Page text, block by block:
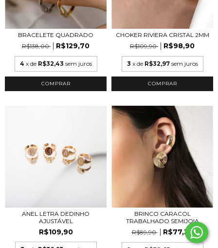
BRACELETE QUADRADO
R$138,00
R$129,70
4 x de R$32,43 sem juros
COMPRAR
CHOKER RIVIERA CRISTAL 2MM
R$109,90
R$98,90
3 x de R$32,97 sem juros
COMPRAR
ANEL LETRA DEDINHO
AJUSTÁVEL
R$109,90
BRINCO CARACOL
TRABALHADO SEMIJOIA
R$89,90
R$77,30